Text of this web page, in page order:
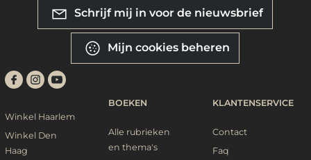
Schrijf mij in voor de nieuwsbrief
Mijn cookies beheren
Winkel Haarlem
Winkel Den
Haag
BOEKEN
Alle rubrieken
en thema's
KLANTENSERVICE
Contact
Faq